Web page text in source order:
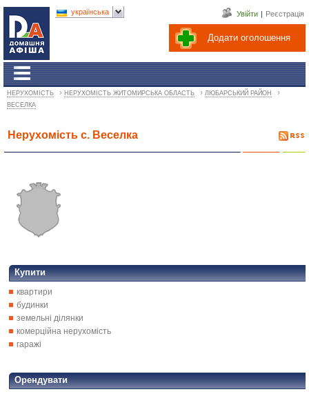
Додати оголошення
Увійти | Реєстрація
українська
НЕРУХОМІСТЬ › НЕРУХОМІСТЬ ЖИТОМИРСЬКА ОБЛАСТЬ › ЛЮБАРСЬКИЙ РАЙОН ›
ВЕСЕЛКА
Нерухомість с. Веселка
Купити
квартири
будинки
земельні ділянки
комерційна нерухомість
гаражі
Орендувати